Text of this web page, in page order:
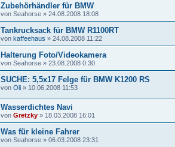
Zubehörhändler für BMW
von Seahorse » 24.08.2008 18:08
Tankrucksack für BMW R1100RT
von kaffeehaus » 24.08.2008 11:22
Halterung Foto/Videokamera
von Seahorse » 23.08.2008 0:30
SUCHE: 5,5x17 Felge für BMW K1200 RS
von Oli » 10.06.2008 11:53
Wasserdichtes Navi
von Gretzky » 18.03.2008 16:01
Was für kleine Fahrer
von Seahorse » 06.03.2008 23:31